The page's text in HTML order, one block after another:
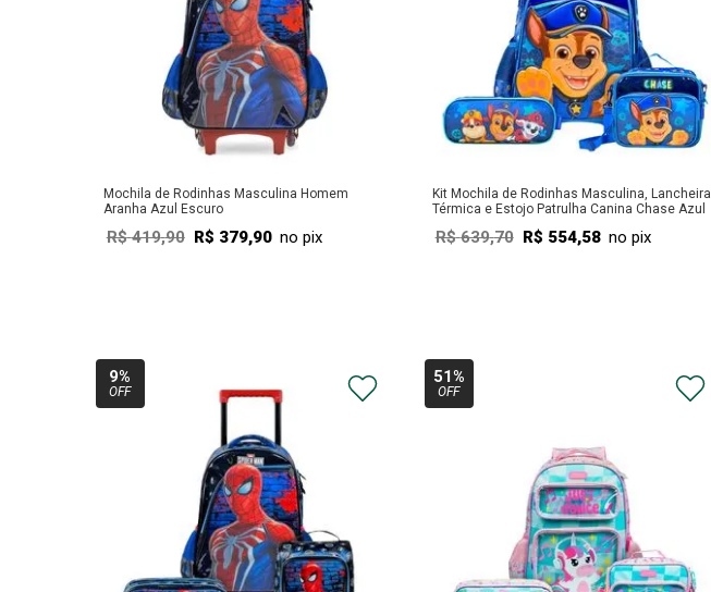
Mochila de Rodinhas Masculina Homem
Aranha Azul Escuro
R$ 419,90 R$ 379,90 no pix
Kit Mochila de Rodinhas Masculina, Lancheira
Térmica e Estojo Patrulha Canina Chase Azul
R$ 639,70 R$ 554,58 no pix
9% 51%